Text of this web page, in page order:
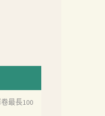
最長100